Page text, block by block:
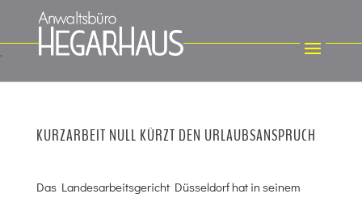
KURZARBEIT NULL KÜRZT DEN URLAUBSANSPRUCH
Das Landesarbeitsgericht Düsseldorf hat in seinem